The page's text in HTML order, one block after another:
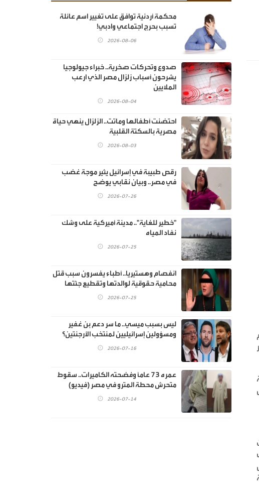
عبر
محكمة أردنية توافق على تغيير اسم عائلة
تسبب بحرج اجتماعي وادبي!
2026-08-06
صدوع وتحركات صخرية.. خبراء جيولوجيا
يشرحون أسباب زلزال مصر الذي ارعب
الملايين
2026-08-04
احتضنت أطفالها وماتت.. الزلزال ينهي حياة
مصرية بالسكتة القلبية
2026-08-03
رقص طبيبة في إسرائيل يثير موجة غضب
في مصر.. وبيان نقابي يوضح
2026-07-26
"خطير للغاية".. مدينة أميركية على وشك
نفاد المياه
2026-07-25
انفصام وهستيريا.. أطباء يفسرون سبب قتل
محامية حقوقية لوالدتها وتقطيع جثتها
2026-07-25
ليس بسبب ميسي.. ما سر دعم بن غفير
ومسؤولين إسرائيليين لمنتخب الأرجنتين؟
2026-07-16
عمره 73 عاماً وفضحته الكاميرات.. سقوط
متحرش محطة المترو في مصر (فيديو)
2026-07-14